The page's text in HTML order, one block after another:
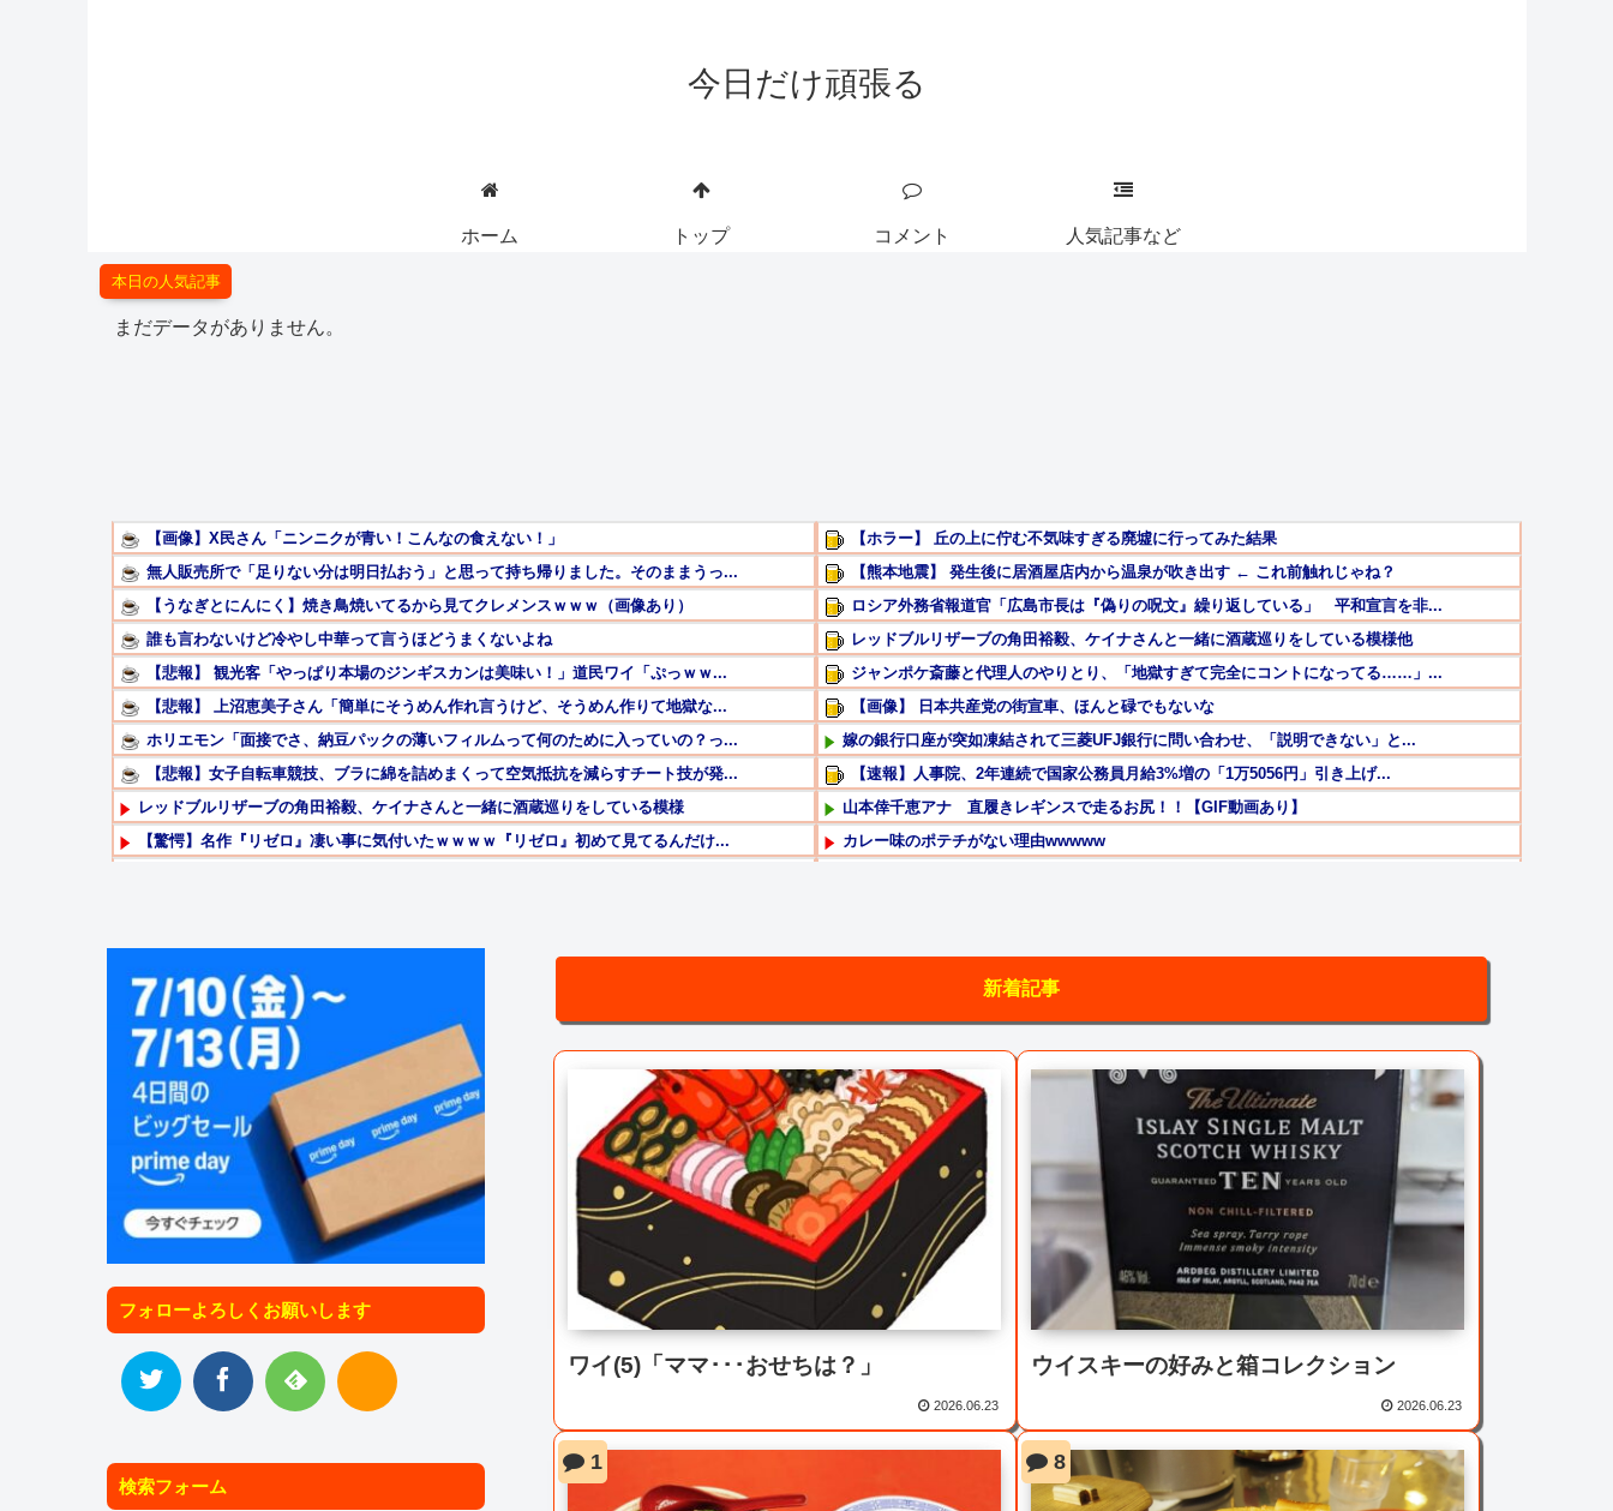
今日だけ頑張る
ホーム トップ コメント 人気記事など
本日の人気記事
まだデータがありません。
【画像】X民さん「ニンニクが青い！こんなの食えない！」
無人販売所で「足りない分は明日払おう」と思って持ち帰りました。そのままうっ...
【うなぎとにんにく】焼き鳥焼いてるから見てクレメンスｗｗｗ（画像あり）
誰も言わないけど冷やし中華って言うほどうまくないよね
【悲報】 観光客「やっぱり本場のジンギスカンは美味い！」道民ワイ「ぷっｗｗ...
【悲報】 上沼恵美子さん「簡単にそうめん作れ言うけど、そうめん作りて地獄な...
ホリエモン「面接でさ、納豆パックの薄いフィルムって何のために入っていの？っ...
【悲報】女子自転車競技、ブラに綿を詰めまくって空気抵抗を減らすチート技が発...
レッドブルリザーブの角田裕毅、ケイナさんと一緒に酒蔵巡りをしている模様
【驚愕】名作『リゼロ』凄い事に気付いたｗｗｗｗ『リゼロ』初めて見てるんだけ...
Powered by livedoor 相互RSS
【ホラー】 丘の上に佇む不気味すぎる廃墟に行ってみた結果
【熊本地震】 発生後に居酒屋店内から温泉が吹き出す ← これ前触れじゃね？
ロシア外務省報道官「広島市長は『偽りの呪文』繰り返している」 平和宣言を非...
レッドブルリザーブの角田裕毅、ケイナさんと一緒に酒蔵巡りをしている模様他
ジャンポケ斎藤と代理人のやりとり、「地獄すぎて完全にコントになってる……」...
【画像】 日本共産党の街宣車、ほんと碌でもないな
嫁の銀行口座が突如凍結されて三菱UFJ銀行に問い合わせ、「説明できない」と...
【速報】人事院、2年連続で国家公務員月給3%増の「1万5056円」引き上げ...
山本倖千恵アナ 直履きレギンスで走るお尻！！【GIF動画あり】
カレー味のポテチがない理由wwwww
Powered by livedoor 相互RSS
新着記事
ワイ(5)「ママ･･･おせちは？」
2026.06.23
ウイスキーの好みと箱コレクション
2026.06.23
1 8
フォローよろしくお願いします
検索フォーム